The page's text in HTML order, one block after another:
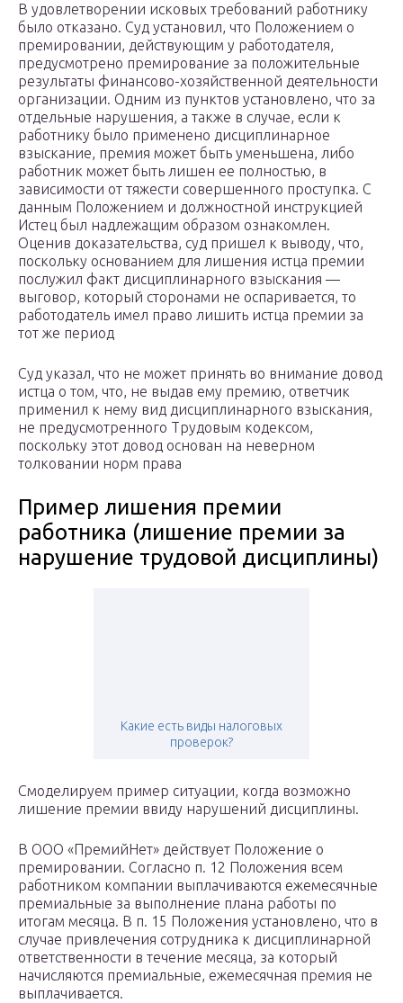
В удовлетворении исковых требований работнику
было отказано. Суд установил, что Положением о
премировании, действующим у работодателя,
предусмотрено премирование за положительные
результаты финансово-хозяйственной деятельности
организации. Одним из пунктов установлено, что за
отдельные нарушения, а также в случае, если к
работнику было применено дисциплинарное
взыскание, премия может быть уменьшена, либо
работник может быть лишен ее полностью, в
зависимости от тяжести совершенного проступка. С
данным Положением и должностной инструкцией
Истец был надлежащим образом ознакомлен.
Оценив доказательства, суд пришел к выводу, что,
поскольку основанием для лишения истца премии
послужил факт дисциплинарного взыскания —
выговор, который сторонами не оспаривается, то
работодатель имел право лишить истца премии за
тот же период
Суд указал, что не может принять во внимание довод
истца о том, что, не выдав ему премию, ответчик
применил к нему вид дисциплинарного взыскания,
не предусмотренного Трудовым кодексом,
поскольку этот довод основан на неверном
толковании норм права
Пример лишения премии
работника (лишение премии за
нарушение трудовой дисциплины)
Какие есть виды налоговых
проверок?
Смоделируем пример ситуации, когда возможно
лишение премии ввиду нарушений дисциплины.
В ООО «ПремийНет» действует Положение о
премировании. Согласно п. 12 Положения всем
работником компании выплачиваются ежемесячные
премиальные за выполнение плана работы по
итогам месяца. В п. 15 Положения установлено, что в
случае привлечения сотрудника к дисциплинарной
ответственности в течение месяца, за который
начисляются премиальные, ежемесячная премия не
выплачивается.